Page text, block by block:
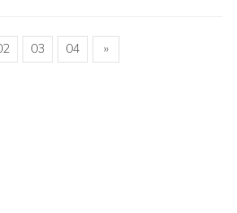
03 04 »